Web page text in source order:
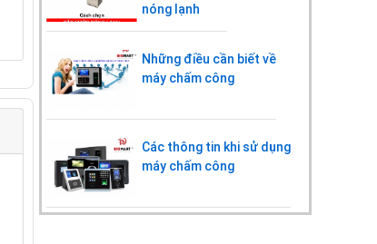
nóng lạnh
Những điều cần biết về
máy chấm công
Các thông tin khi sử dụng
máy chấm công